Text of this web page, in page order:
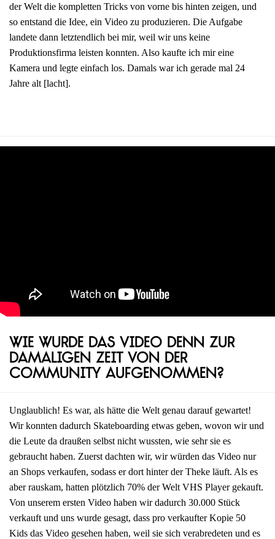
der Welt die kompletten Tricks von vorne bis hinten zeigen, und
so entstand die Idee, ein Video zu produzieren. Die Aufgabe
landete dann letztendlich bei mir, weil wir uns keine
Produktionsfirma leisten konnten. Also kaufte ich mir eine
Kamera und legte einfach los. Damals war ich gerade mal 24
Jahre alt [lacht].
Wie wurde das Video denn zur
damaligen Zeit von der
Community aufgenommen?
Unglaublich! Es war, als hätte die Welt genau darauf gewartet!
Wir konnten dadurch Skateboarding etwas geben, wovon wir und
die Leute da draußen selbst nicht wussten, wie sehr sie es
gebraucht haben. Zuerst dachten wir, wir würden das Video nur
an Shops verkaufen, sodass er dort hinter der Theke läuft. Als es
aber rauskam, hatten plötzlich 70% der Welt VHS Player gekauft.
Von unserem ersten Video haben wir dadurch 30.000 Stück
verkauft und uns wurde gesagt, dass pro verkaufter Kopie 50
Kids das Video gesehen haben, weil sie sich verabredeten und es